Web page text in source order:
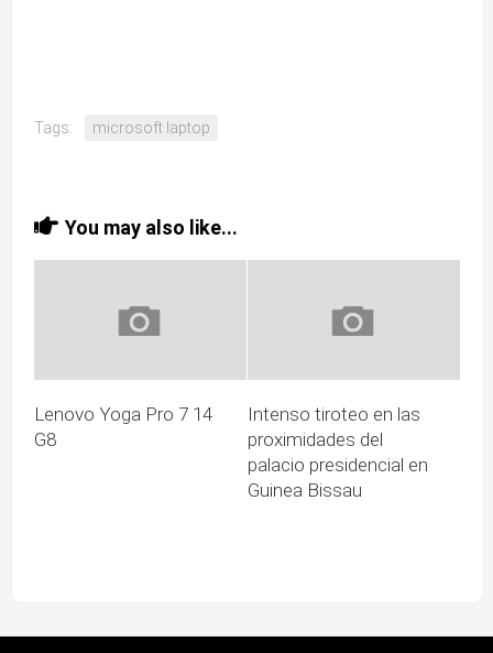
Tags: microsoft laptop
You may also like...
Lenovo Yoga Pro 7 14
G8
Intenso tiroteo en las
proximidades del
palacio presidencial en
Guinea Bissau